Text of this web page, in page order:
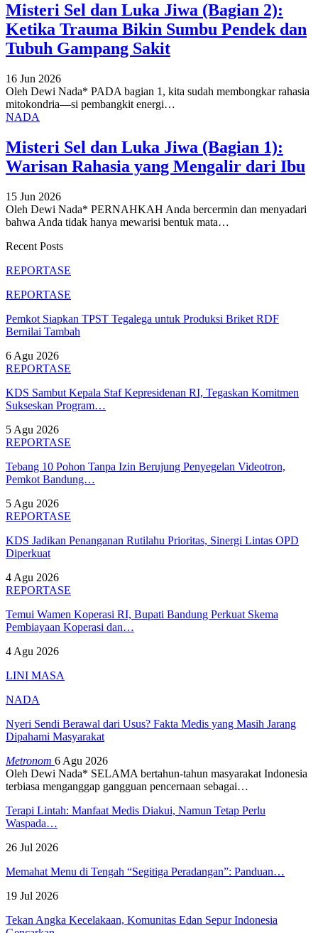
Misteri Sel dan Luka Jiwa (Bagian 2):
Ketika Trauma Bikin Sumbu Pendek dan
Tubuh Gampang Sakit
16 Jun 2026
Oleh Dewi Nada* PADA bagian 1, kita sudah membongkar rahasia
mitokondria—si pembangkit energi…
NADA
Misteri Sel dan Luka Jiwa (Bagian 1):
Warisan Rahasia yang Mengalir dari Ibu
15 Jun 2026
Oleh Dewi Nada* PERNAHKAH Anda bercermin dan menyadari
bahwa Anda tidak hanya mewarisi bentuk mata…
Recent Posts
REPORTASE
REPORTASE
Pemkot Siapkan TPST Tegalega untuk Produksi Briket RDF
Bernilai Tambah
6 Agu 2026
REPORTASE
KDS Sambut Kepala Staf Kepresidenan RI, Tegaskan Komitmen
Sukseskan Program…
5 Agu 2026
REPORTASE
Tebang 10 Pohon Tanpa Izin Berujung Penyegelan Videotron,
Pemkot Bandung…
5 Agu 2026
REPORTASE
KDS Jadikan Penanganan Rutilahu Prioritas, Sinergi Lintas OPD
Diperkuat
4 Agu 2026
REPORTASE
Temui Wamen Koperasi RI, Bupati Bandung Perkuat Skema
Pembiayaan Koperasi dan…
4 Agu 2026
LINI MASA
NADA
Nyeri Sendi Berawal dari Usus? Fakta Medis yang Masih Jarang
Dipahami Masyarakat
Metronom 6 Agu 2026
Oleh Dewi Nada* SELAMA bertahun-tahun masyarakat Indonesia
terbiasa menganggap gangguan pencernaan sebagai…
Terapi Lintah: Manfaat Medis Diakui, Namun Tetap Perlu
Waspada…
26 Jul 2026
Memahat Menu di Tengah “Segitiga Peradangan”: Panduan…
19 Jul 2026
Tekan Angka Kecelakaan, Komunitas Edan Sepur Indonesia